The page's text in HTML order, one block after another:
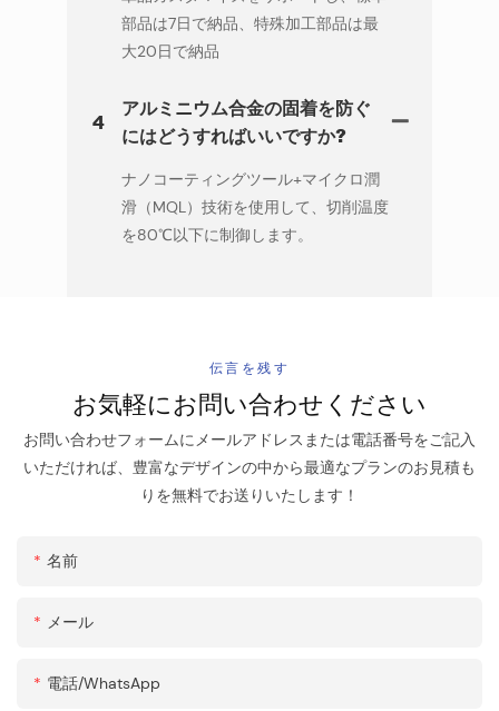
部品は7日で納品、特殊加工部品は最
大20日で納品
4
アルミニウム合金の固着を防ぐ
にはどうすればいいですか?
ナノコーティングツール+マイクロ潤
滑（MQL）技術を使用して、切削温度
を80℃以下に制御します。
伝言を残す
お気軽にお問い合わせください
お問い合わせフォームにメールアドレスまたは電話番号をご記入
いただければ、豊富なデザインの中から最適なプランのお見積も
りを無料でお送りいたします！
名前
メール
電話/WhatsApp